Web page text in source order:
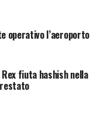
operativo l’aeroporto
fiuta hashish nella